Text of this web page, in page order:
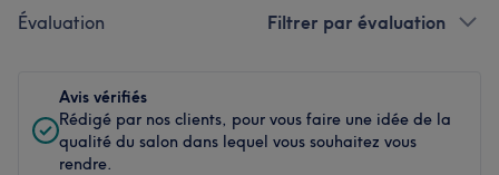
Évaluation Filtrer par évaluation
Avis vérifiés
Rédigé par nos clients, pour vous faire une idée de la
qualité du salon dans lequel vous souhaitez vous
rendre.